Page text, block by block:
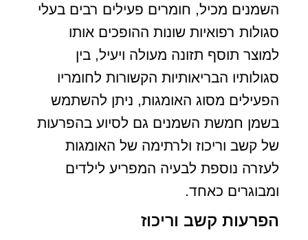
השמנים מכיל, חומרים פעילים רבים בעלי
סגולות רפואיות שונות ההופכים אותו
למוצר תוסף תזונה מעולה ויעיל, בין
סגולותיו הבריאותיות הקשורות לחומריו
הפעילים מסוג האומגות, ניתן להשתמש
בשמן חמשת השמנים גם לסיוע בהפרעות
של קשב וריכוז ולרתימה של האומגות
לעזרה נוספת לבעיה המפריע לילדים
ומבוגרים כאחד.
הפרעות קשב וריכוז